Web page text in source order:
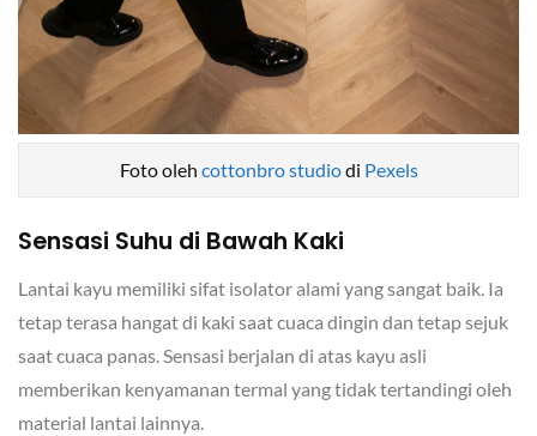
Foto oleh cottonbro studiodi Pexels
Sensasi Suhu di Bawah Kaki
Lantai kayu memiliki sifat isolator alami yang sangat baik. Ia
tetap terasa hangat di kaki saat cuaca dingin dan tetap sejuk
saat cuaca panas. Sensasi berjalan di atas kayu asli
memberikan kenyamanan termal yang tidak tertandingi oleh
material lantai lainnya.